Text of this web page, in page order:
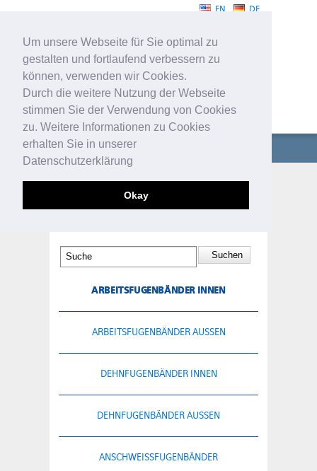
Um unsere Webseite für Sie optimal zu
gestalten und fortlaufend verbessern zu
können, verwenden wir Cookies.
Durch die weitere Nutzung der Webseite
stimmen Sie der Verwendung von Cookies
zu. Weitere Informationen zu Cookies
erhalten Sie in unserer
Datenschutzerklärung
Okay
DE
EN
FUGENBÄNDER
UNTERNEHMEN
FUGENBÄNDER
KONTAKT
ARBEITSFUGENBÄNDER
ARBEITSFUGENBÄNDER INNEN
ARBEITSFUGENBÄNDER AUSSEN
DEHNFUGENBÄNDER INNEN
DEHNFUGENBÄNDER AUSSEN
ANSCHWEISSFUGENBÄNDER